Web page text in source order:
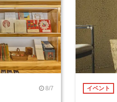
8/7 イベント